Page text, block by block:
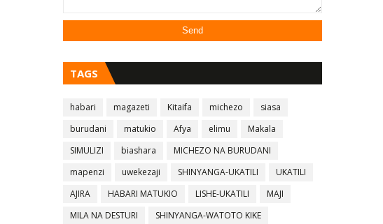
TAGS
habari magazeti Kitaifa michezo
siasa
burudani
matukio Afya elimu
Makala
SIMULIZI
biashara
MICHEZO NA BURUDANI
mapenzi
uwekezaji SHINYANGA-UKATILI
UKATILI
AJIRA
HABARI MATUKIO LISHE-UKATILI
MAJI
MILA NA DESTURI
SHINYANGA-WATOTO KIKE